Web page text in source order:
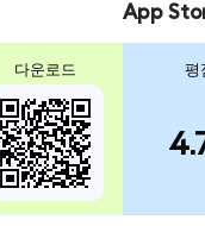
다운로드
App
평